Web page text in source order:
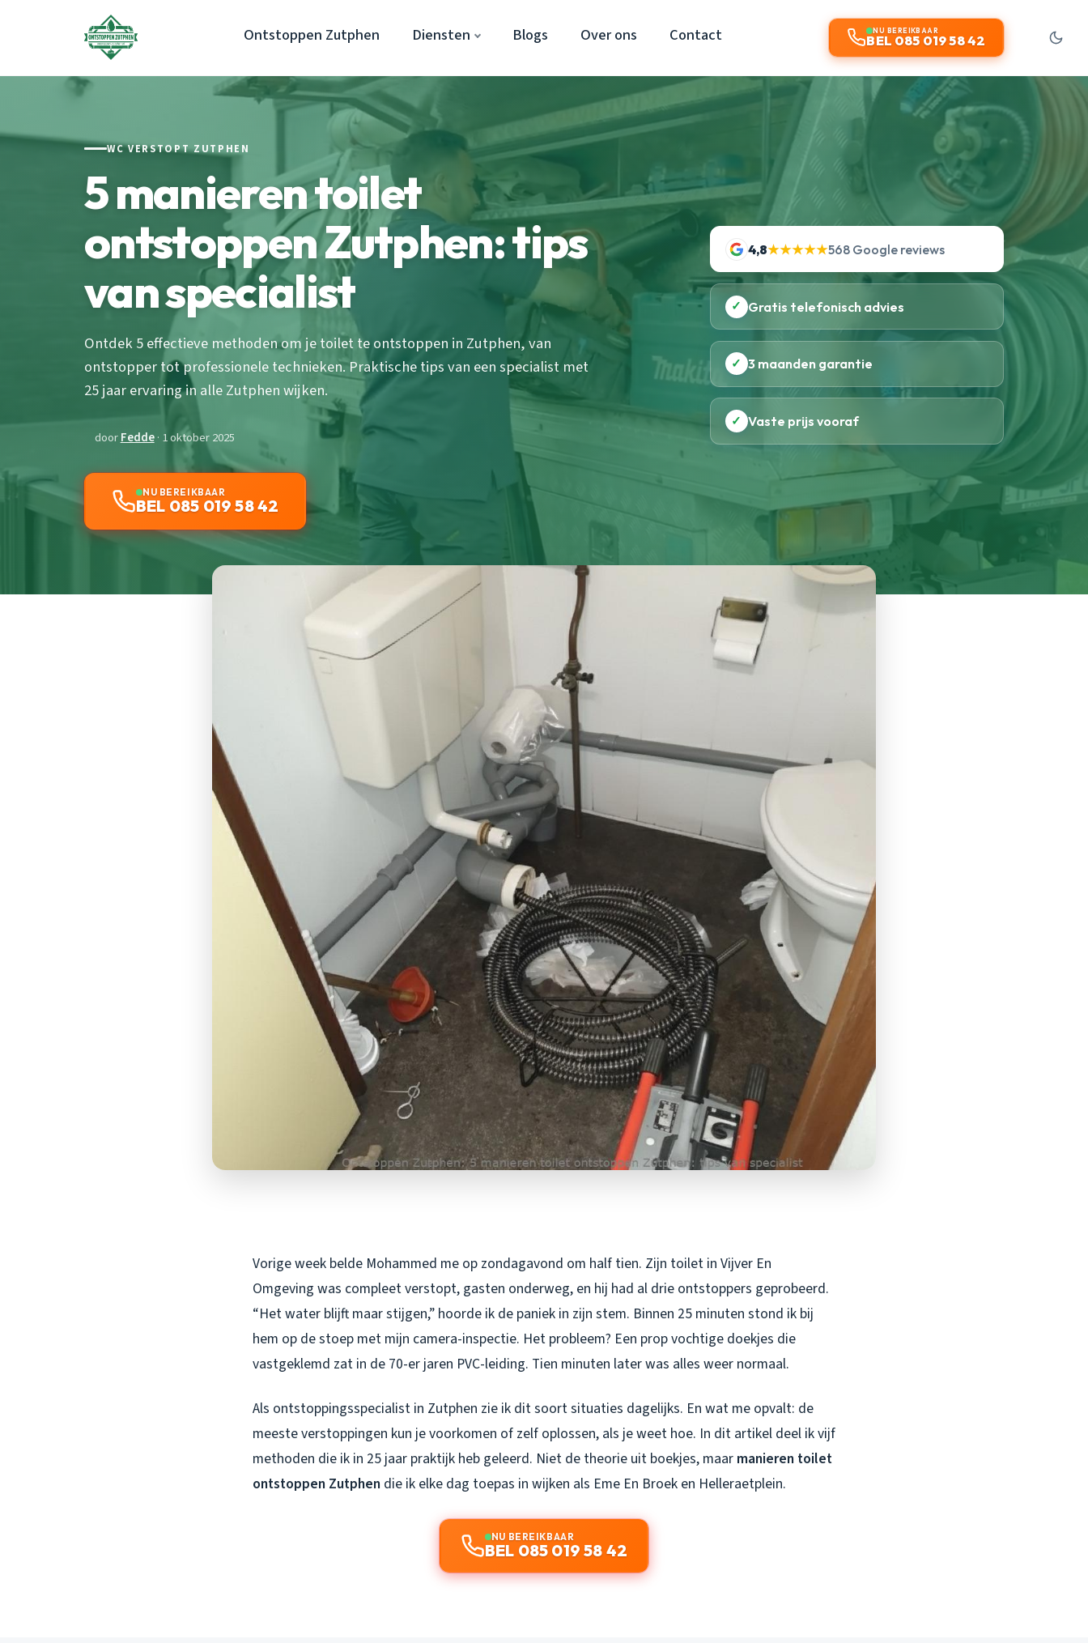
Ontstoppen Zutphen Diensten Blogs Over ons Contact NU BEREIKBAAR
BEL 085 019 58 42
WC VERSTOPT ZUTPHEN
5 manieren toilet
ontstoppen Zutphen: tips
van specialist
Ontdek 5 effectieve methoden om je toilet te ontstoppen in Zutphen, van
ontstopper tot professionele technieken. Praktische tips van een specialist met
25 jaar ervaring in alle Zutphen wijken.
doorFedde· 1 oktober 2025
NU BEREIKBAAR
BEL 085 019 58 42
4,8★★★★★568 Google reviews
✓ Gratis telefonisch advies
✓ 3 maanden garantie
✓ Vaste prijs vooraf
Vorige week belde Mohammed me op zondagavond om half tien. Zijn toilet in Vijver En
Omgeving was compleet verstopt, gasten onderweg, en hij had al drie ontstoppers geprobeerd.
“Het water blijft maar stijgen,” hoorde ik de paniek in zijn stem. Binnen 25 minuten stond ik bij
hem op de stoep met mijn camera-inspectie. Het probleem? Een prop vochtige doekjes die
vastgeklemd zat in de 70-er jaren PVC-leiding. Tien minuten later was alles weer normaal.
Als ontstoppingsspecialist in Zutphen zie ik dit soort situaties dagelijks. En wat me opvalt: de
meeste verstoppingen kun je voorkomen of zelf oplossen, als je weet hoe. In dit artikel deel ik vijf
methoden die ik in 25 jaar praktijk heb geleerd. Niet de theorie uit boekjes, maar manieren toilet
ontstoppen Zutphen die ik elke dag toepas in wijken als Eme En Broek en Helleraetplein.
NU BEREIKBAAR
BEL 085 019 58 42